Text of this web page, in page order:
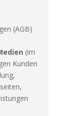
(AGB)
(im
Kunden